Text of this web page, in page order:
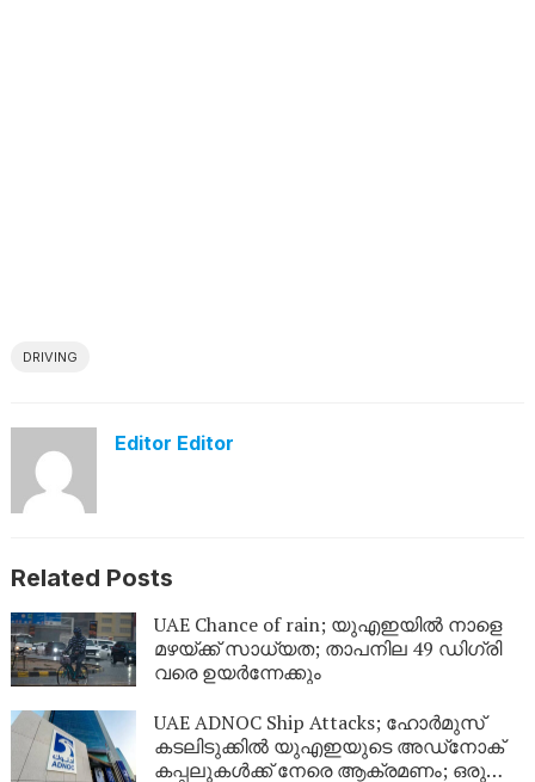
DRIVING
Editor Editor
Related Posts
UAE Chance of rain; യുഎഇയിൽ നാളെ
മഴയ്ക്ക് സാധ്യത; താപനില 49 ഡിഗ്രി
വരെ ഉയർന്നേക്കും
UAE ADNOC Ship Attacks; ഹോർമുസ്
കടലിടുക്കിൽ യുഎഇയുടെ അഡ്‌നോക്
കപ്പലുകൾക്ക് നേരെ ആക്രമണം; ഒരു